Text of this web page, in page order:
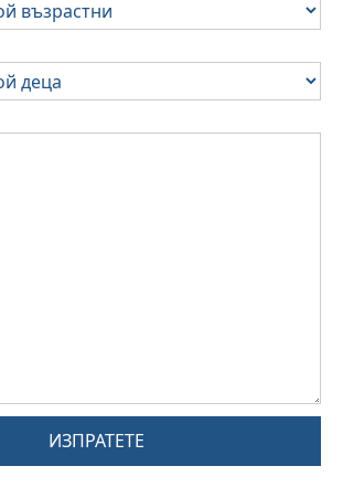
ИЗПРАТЕТЕ